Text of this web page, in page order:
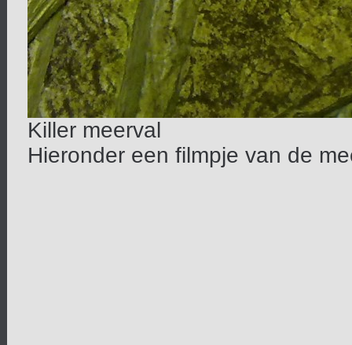
Killer meerval
Hieronder een filmpje van de